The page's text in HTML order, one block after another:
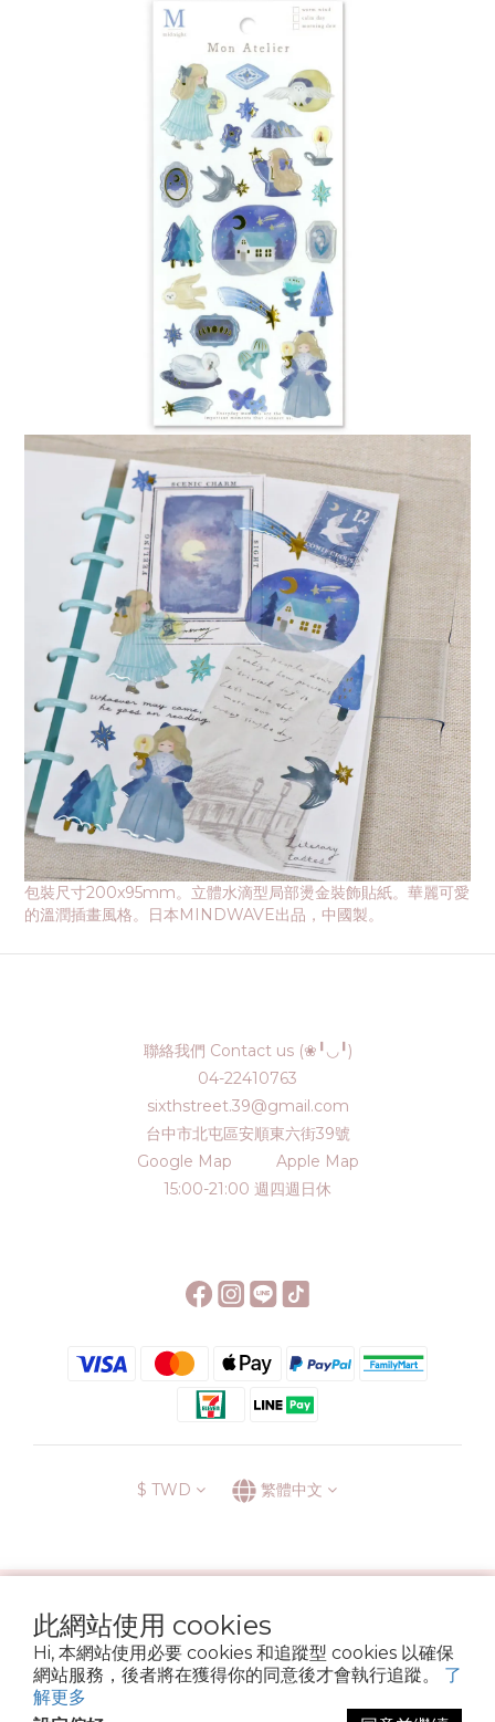
此網站使用 cookies
Hi, 本網站使用必要 cookies 和追蹤型 cookies 以確保
網站服務，後者將在獲得你的同意後才會執行追蹤。 了
解更多
包裝尺寸200x95mm。立體水滴型局部燙金裝飾貼紙。華麗可愛
的溫潤插畫風格。日本MINDWAVE出品，中國製。
聯絡我們 Contact us (❀╹◡╹)
04-22410763
sixthstreet.39@gmail.com
台中市北屯區安順東六街39號
Google Map
Apple Map
15:00-21:00 週四週日休
$ TWD 繁體中文
運送方式
退換貨政策 條款與細則
Copyright © 2022 6street. All rights reserved.
營業登記名稱 六街生活文具房 72314705